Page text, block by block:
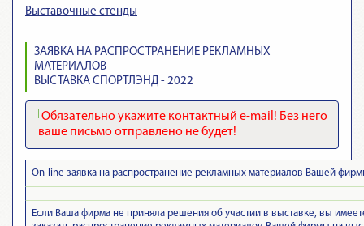
Выставочные стенды
ЗАЯВКА НА РАСПРОСТРАНЕНИЕ РЕКЛАМНЫХ
МАТЕРИАЛОВ
ВЫСТАВКА СПОРТЛЭНД - 2022
Обязательно укажите контактный e-mail! Без него
ваше письмо отправлено не будет!
On-line заявка на распространение рекламных материалов Вашей
Если Ваша фирма не приняла решения об участии в выставке, вы